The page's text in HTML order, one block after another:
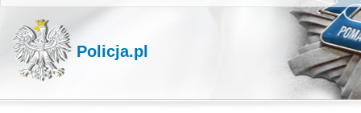
Policja.pl